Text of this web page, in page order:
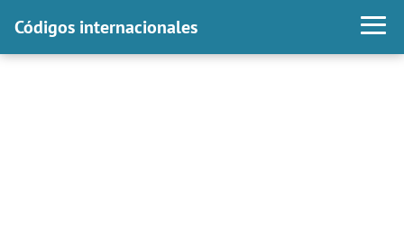
Códigos internacionales